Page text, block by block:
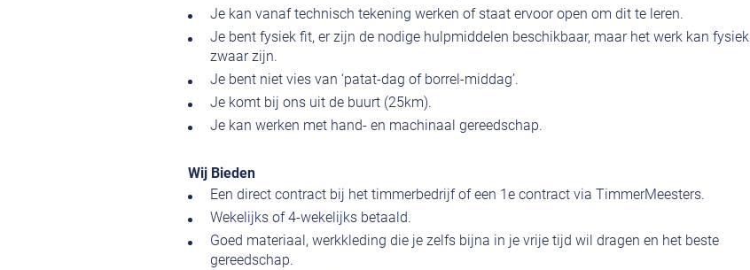
Je kan vanaf technisch tekening werken of staat ervoor open om dit te leren.
Je bent fysiek fit, er zijn de nodige hulpmiddelen beschikbaar, maar het werk kan fysiek
zwaar zijn.
Je bent niet vies van ‘patat-dag of borrel-middag’.
Je komt bij ons uit de buurt (25km).
Je kan werken met hand- en machinaal gereedschap.
Wij Bieden
Een direct contract bij het timmerbedrijf of een 1e contract via TimmerMeesters.
Wekelijks of 4-wekelijks betaald.
Goed materiaal, werkkleding die je zelfs bijna in je vrije tijd wil dragen en het beste
gereedschap.